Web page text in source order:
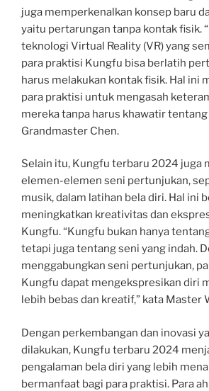
juga memperkenalkan konsep baru
yaitu pertarungan tanpa kontak fisik.
teknologi Virtual Reality (VR) yang
para praktisi Kungfu bisa berlatih
harus melakukan kontak fisik. Hal ini
para praktisi untuk mengasah
mereka tanpa harus khawatir tentang
Grandmaster Chen.
Selain itu, Kungfu terbaru 2024 juga
elemen-elemen seni pertunjukan,
musik, dalam latihan bela diri. Hal ini
meningkatkan kreativitas dan
Kungfu. “Kungfu bukan hanya
tetapi juga tentang seni yang indah.
menggabungkan seni pertunjukan,
Kungfu dapat mengekspresikan diri
lebih bebas dan kreatif,” kata Master
Dengan perkembangan dan inovasi
dilakukan, Kungfu terbaru 2024
pengalaman bela diri yang lebih
bermanfaat bagi para praktisi. Para